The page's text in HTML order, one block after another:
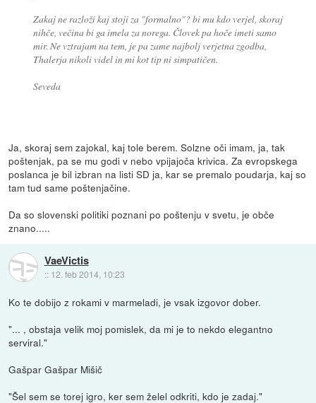
Zakaj ne razloži kaj stoji za "formalno"? bi mu kdo verjel, skoraj
nihče, večina bi ga imela za norega. Človek pa hoče imeti samo
mir. Ne vztrajam na tem, je pa zame najbolj verjetna zgodba,
Thalerja nikoli videl in mi kot tip ni simpatičen.
Seveda
Ja, skoraj sem zajokal, kaj tole berem. Solzne oči imam, ja, tak
poštenjak, pa se mu godi v nebo vpijajoča krivica. Za evropskega
poslanca je bil izbran na listi SD ja, kar se premalo poudarja, kaj so
tam tud same poštenjačine.
Da so slovenski politiki poznani po poštenju v svetu, je obče
znano.....
VaeVictis
:: 12. feb 2014, 10:23
Ko te dobijo z rokami v marmeladi, je vsak izgovor dober.
"... , obstaja velik moj pomislek, da mi je to nekdo elegantno
serviral."
Gašpar Gašpar Mišič
"Šel sem se torej igro, ker sem želel odkriti, kdo je zadaj."